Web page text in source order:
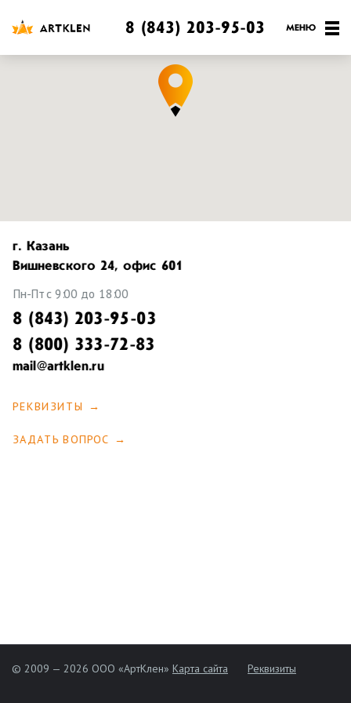
8 (843) 203-95-03
г. Казань
Вишневского 24, офис 601
Пн-Пт с 9:00 до 18:00
8 (843) 203-95-03
8 (800) 333-72-83
mail@artklen.ru
РЕКВИЗИТЫ
ЗАДАТЬ ВОПРОС
© 2009 — 2026 ООО «АртКлен» Карта сайта Реквизиты